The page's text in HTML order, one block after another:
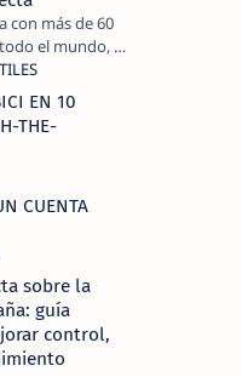
con más de 60
el mundo, y
GPS
por su
EN 10
THE-
CUENTA
sobre la
guía
control,